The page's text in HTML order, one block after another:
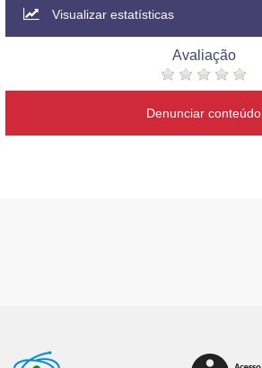
Visualizar estatísticas
Avaliação
Denunciar conteúdo